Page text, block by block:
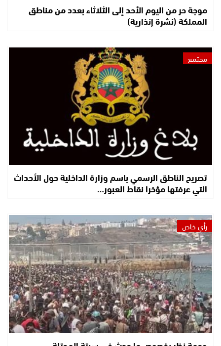
موجة حر من اليوم الأحد إلى الثلاثاء بعدد من مناطق
المملكة (نشرة إنذارية)
مجتمع
تصريح الناطق الرسمي باسم وزارة الداخلية حول الأحداث
التي عرفتها مؤخرا نقاط العبور…
رأي خاص